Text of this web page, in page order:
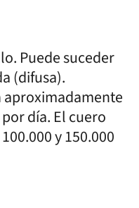
Puede suceder
(difusa).
día. El cuero
y 150.000